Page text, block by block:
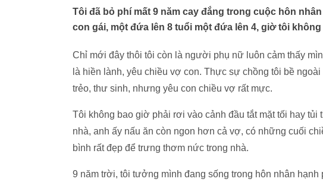
Tôi đã bỏ phí mất 9 năm cay đắng trong cuộc hôn
con gái, một đứa lên 8 tuổi một đứa lên 4, giờ tôi
Chỉ mới đây thôi tôi còn là người phụ nữ luôn cảm thấy
là hiền lành, yêu chiều vợ con. Thực sự chồng tôi bề
trẻo, thư sinh, nhưng yêu con chiều vợ rất mực.
Tôi không bao giờ phải rơi vào cảnh đầu tắt mặt tối hay
nhà, anh ấy nấu ăn còn ngon hơn cả vợ, có những cuối
bình rất đẹp để trưng thơm nức trong nhà.
9 năm trời, tôi tưởng mình đang sống trong hôn nhân